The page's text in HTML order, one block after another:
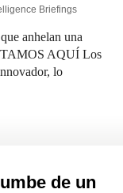
Briefings
anhelan una
AQUÍ Los
lo
de un